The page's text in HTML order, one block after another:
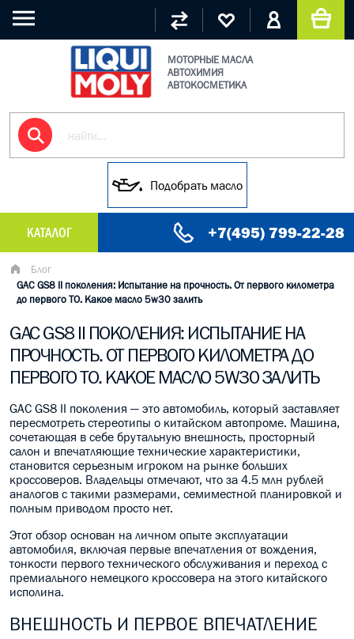
МОТОРНЫЕ МАСЛА
АВТОХИМИЯ
АВТОКОСМЕТИКА
Подобрать масло
КАТАЛОГ +7(495) 799-22-28
МАСЛО МОТОРНОЕ
ГРУЗОВЫЕ МАСЛА
ГИДРАВЛИЧЕСКИЕ МАСЛА
МАСЛО В КОРОБКУ
КОНСИСТЕНТНАЯ СМАЗКА
БОЧКИ МАСЛА
ИНДУСТРИАЛЬНЫЕ МАСЛА
АНТИФРИЗЫ СПЕЦЖИДКОСТИ
ПРИСАДКИ АВТОХИМИЯ
АВТО КОСМЕТИКА
МОТО МАСЛА
Блог
GAC GS8 II поколения: Испытание на прочность. От первого километра
до первого ТО. Какое масло 5w30 залить
GAC GS8 II ПОКОЛЕНИЯ: ИСПЫТАНИЕ НА
ПРОЧНОСТЬ. ОТ ПЕРВОГО КИЛОМЕТРА ДО
ПЕРВОГО ТО. КАКОЕ МАСЛО 5W30 ЗАЛИТЬ
GAC GS8 II поколения — это автомобиль, который заставляет
пересмотреть стереотипы о китайском автопроме. Машина,
сочетающая в себе брутальную внешность, просторный
салон и впечатляющие технические характеристики,
становится серьезным игроком на рынке больших
кроссоверов. Владельцы отмечают, что за 4.5 млн рублей
аналогов с такими размерами, семиместной планировкой и
полным приводом просто нет.
Этот обзор основан на личном опыте эксплуатации
автомобиля, включая первые впечатления от вождения,
тонкости первого технического обслуживания и переход с
премиального немецкого кроссовера на этого китайского
исполина.
ВНЕШНОСТЬ И ПЕРВОЕ ВПЕЧАТЛЕНИЕ